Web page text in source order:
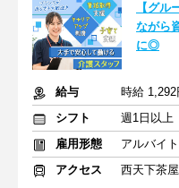
【グ
ながら
に◎
給与
時給 1,292
シフト
週1日以上
雇用形態
アルバイ
アクセス
西天下茶